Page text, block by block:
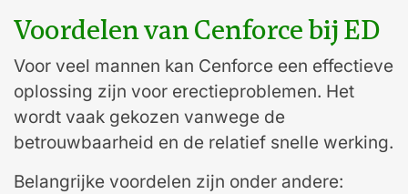
Voordelen van Cenforce bij ED
Voor veel mannen kan Cenforce een effectieve
oplossing zijn voor erectieproblemen. Het
wordt vaak gekozen vanwege de
betrouwbaarheid en de relatief snelle werking.
Belangrijke voordelen zijn onder andere: